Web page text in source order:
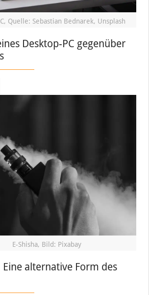
Quelle: Sebastian Bednarek, Unsplash
Desktop-PC gegenüber
E-Shisha, Bild: Pixabay
Eine alternative Form des